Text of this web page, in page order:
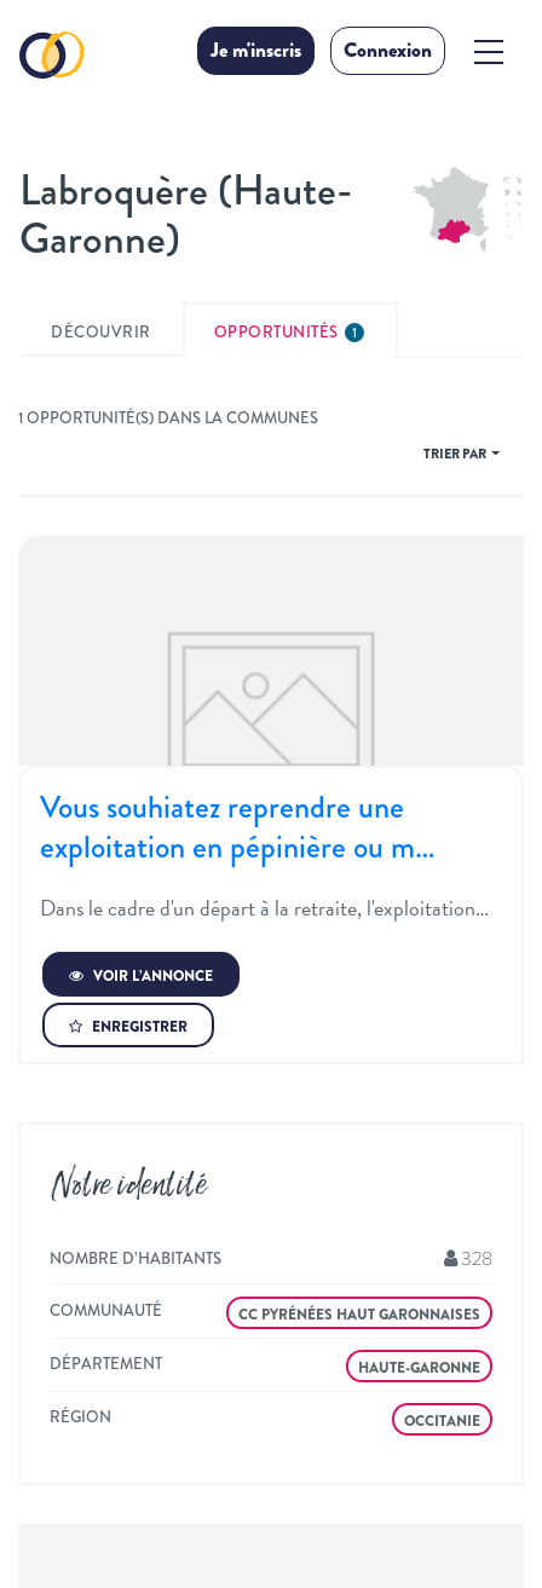
Je m'inscris Connexion
Labroquère (Haute-
Garonne)
DÉCOUVRIR OPPORTUNITÉS 1
1 OPPORTUNITÉ(S) DANS LA COMMUNES
TRIER PAR
Vous souhiatez reprendre une
exploitation en pépinière ou m…
Dans le cadre d'un départ à la retraite, l'exploitation…
VOIR L’ANNONCE
ENREGISTRER
Notre identité
NOMBRE D’HABITANTS 328
COMMUNAUTÉ CC PYRÉNÉES HAUT GARONNAISES
DÉPARTEMENT HAUTE-GARONNE
RÉGION OCCITANIE